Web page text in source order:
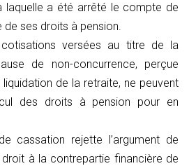
laquelle a été arrêté le compte de
de ses droits à pension.
versées au titre de la
de non-concurrence, perçue
de la retraite, ne peuvent
des droits à pension pour en
cassation rejette l’argument de
droit à la contrepartie financière de